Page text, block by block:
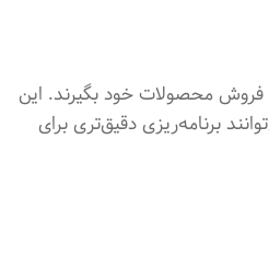
فروش محصولات خود بگیرند. این
برنامه‌ریزی دقیق‌تری برای